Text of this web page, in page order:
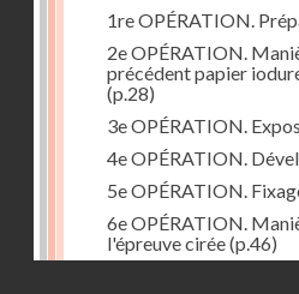
1re OPÉRATION.
2e OPÉRATION.
précédent papier
(p.28)
3e OPÉRATION.
4e OPÉRATION.
5e OPÉRATION.
6e OPÉRATION.
l'épreuve cirée(p.46)